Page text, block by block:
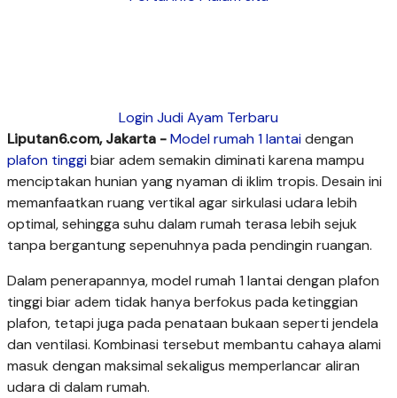
Login Judi Ayam Terbaru
Liputan6.com, Jakarta -Model rumah 1 lantaidengan
plafon tinggibiar adem semakin diminati karena mampu
menciptakan hunian yang nyaman di iklim tropis. Desain ini
memanfaatkan ruang vertikal agar sirkulasi udara lebih
optimal, sehingga suhu dalam rumah terasa lebih sejuk
tanpa bergantung sepenuhnya pada pendingin ruangan.
Dalam penerapannya, model rumah 1 lantai dengan plafon
tinggi biar adem tidak hanya berfokus pada ketinggian
plafon, tetapi juga pada penataan bukaan seperti jendela
dan ventilasi. Kombinasi tersebut membantu cahaya alami
masuk dengan maksimal sekaligus memperlancar aliran
udara di dalam rumah.